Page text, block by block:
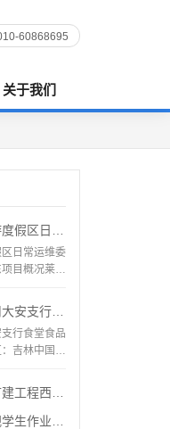
60868695
关于我们
常运维委
日常运维委
目概况莱州
食堂食品
行食堂食品
吉林中国银
飞行区场
本采购项